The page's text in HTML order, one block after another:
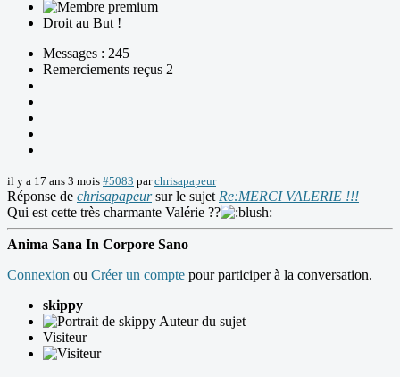
Droit au But !
Messages : 245
Remerciements reçus 2
il y a 17 ans 3 mois #5083 parchrisapapeur
Réponse de chrisapapeursur le sujet Re:MERCI VALERIE !!!
Qui est cette très charmante Valérie ??
Anima Sana In Corpore Sano
Connexion ou Créer un compte pour participer à la conversation.
skippy
Auteur du sujet
Visiteur